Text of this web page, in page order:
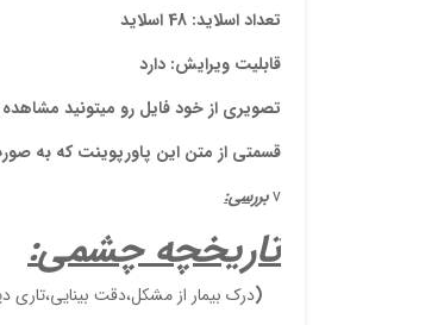
تعداد اسلاید: 48 اسلاید
قابلیت ویرایش: دارد
تصویری از خود فایل رو میتونید مشاهده
قسمتی از متن این پاورپوینت که به
vبررسی:
تاریخچه چشمی:
(درک بیمار از مشکل،دقت